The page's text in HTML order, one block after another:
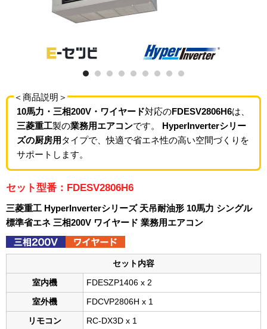
＜商品説明＞
10馬力・三相200V・ワイヤード対応のFDESV2806H6は、
三菱重工製の業務用エアコンです。 HyperInverterシリー
ズの厨房用 タイプで、快適で省エネ性の高い空間づくりを
サポートします。
セット型番：FDESV2806H6
三菱重工 HyperInverterシリーズ 天吊耐油形 10馬力 シングル
標準省エネ 三相200V ワイヤード 業務用エアコン
セット内容
室内機 FDESZP1406 x 2
室外機 FDCVP2806H x 1
リモコン RC-DX3D x 1